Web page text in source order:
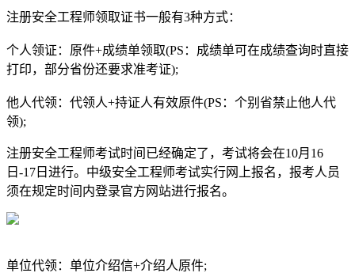
注册安全工程师领取证书一般有3种方式：
个人领证：原件+成绩单领取(PS：成绩单可在成绩查询时直接
打印，部分省份还要求准考证);
他人代领：代领人+持证人有效原件(PS：个别省禁止他人代
领);
注册安全工程师考试时间已经确定了，考试将会在10月16
日-17日进行。中级安全工程师考试实行网上报名，报考人员
须在规定时间内登录官方网站进行报名。
单位代领：单位介绍信+介绍人原件;